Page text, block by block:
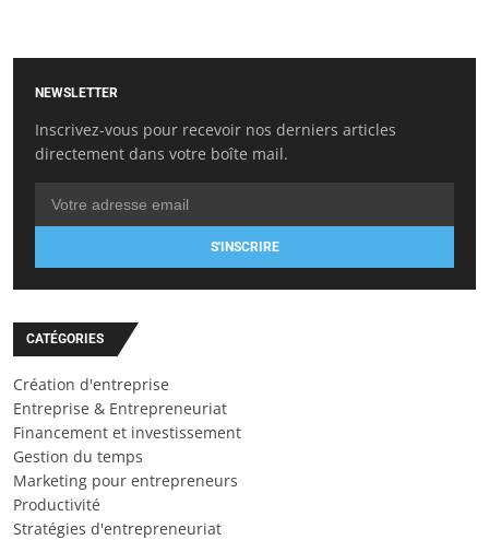
NEWSLETTER
Inscrivez-vous pour recevoir nos derniers articles
directement dans votre boîte mail.
S'INSCRIRE
CATÉGORIES
Création d'entreprise
Entreprise & Entrepreneuriat
Financement et investissement
Gestion du temps
Marketing pour entrepreneurs
Productivité
Stratégies d'entrepreneuriat